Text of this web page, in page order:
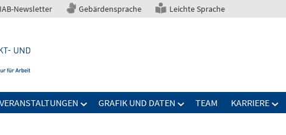
IAB-Newsletter Gebärdensprache Leichte Sprache
VERANSTALTUNGEN GRAFIK UND DATEN TEAM KARRIERE